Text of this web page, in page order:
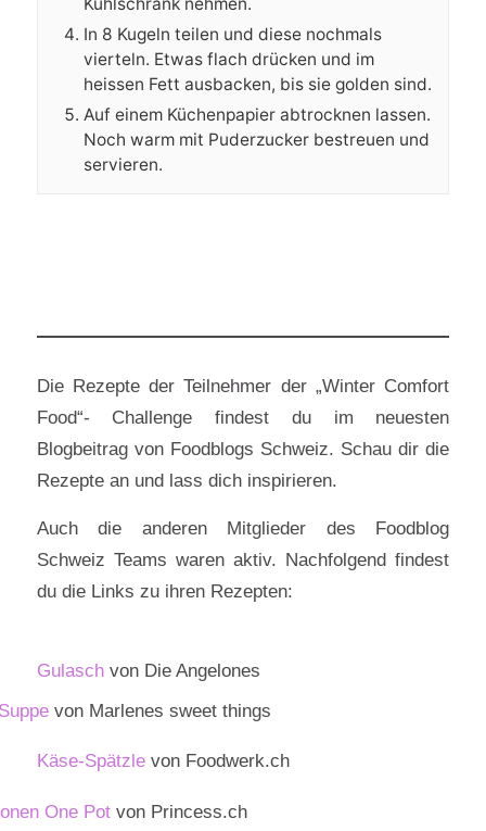
In 8 Kugeln teilen und diese nochmals
vierteln. Etwas flach drücken und im
heissen Fett ausbacken, bis sie golden sind.
Auf einem Küchenpapier abtrocknen lassen.
Noch warm mit Puderzucker bestreuen und
servieren.
Die Rezepte der Teilnehmer der „Winter Comfort
Food“- Challenge findest du im neuesten
Blogbeitrag von Foodblogs Schweiz. Schau dir die
Rezepte an und lass dich inspirieren.
Auch die anderen Mitglieder des Foodblog
Schweiz Teams waren aktiv. Nachfolgend findest
du die Links zu ihren Rezepten:
Gulaschvon Die Angelones
von Marlenes sweet things
Käse-Spätzlevon Foodwerk.ch
One Potvon Princess.ch